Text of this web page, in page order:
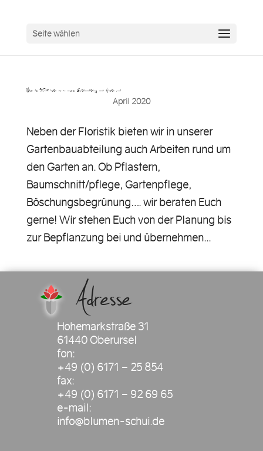
Seite wählen
Neben der Floristik bieten wir in unserer Gartenbauabteilung auch Arbeiten rund …
April 2020
Neben der Floristik bieten wir in unserer
Gartenbauabteilung auch Arbeiten rund um
den Garten an. Ob Pflastern,
Baumschnitt/pflege, Gartenpflege,
Böschungsbegrünung…. wir beraten Euch
gerne! Wir stehen Euch von der Planung bis
zur Bepflanzung bei und übernehmen...
Adresse
Hohemarkstraße 31
61440 Oberursel
fon:
+49 (0) 6171 – 25 854
fax:
+49 (0) 6171 – 92 69 65
e-mail:
info@blumen-schui.de